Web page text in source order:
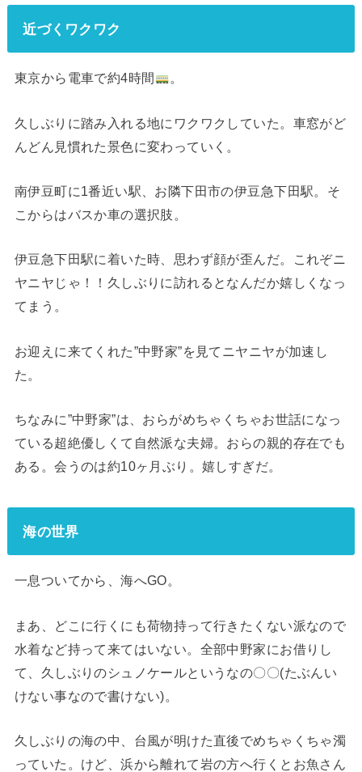
近づくワクワク
東京から電車で約4時間 。
久しぶりに踏み入れる地にワクワクしていた。車窓がど
んどん見慣れた景色に変わっていく。
南伊豆町に1番近い駅、お隣下田市の伊豆急下田駅。そ
こからはバスか車の選択肢。
伊豆急下田駅に着いた時、思わず顔が歪んだ。これぞニ
ヤニヤじゃ！！久しぶりに訪れるとなんだか嬉しくなっ
てまう。
お迎えに来てくれた”中野家”を見てニヤニヤが加速し
た。
ちなみに”中野家”は、おらがめちゃくちゃお世話になっ
ている超絶優しくて自然派な夫婦。おらの親的存在でも
ある。会うのは約10ヶ月ぶり。嬉しすぎだ。
海の世界
一息ついてから、海へGO。
まあ、どこに行くにも荷物持って行きたくない派なので
水着など持って来てはいない。全部中野家にお借りし
て、久しぶりのシュノケールというなの〇〇(たぶんい
けない事なので書けない)。
久しぶりの海の中、台風が明けた直後でめちゃくちゃ濁
っていた。けど、浜から離れて岩の方へ行くとお魚さん